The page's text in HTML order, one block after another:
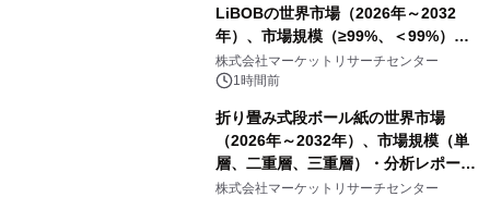
LiBOBの世界市場（2026年～2032
年）、市場規模（≥99%、＜99%）・
分析レポートを発表
株式会社マーケットリサーチセンター
1時間前
折り畳み式段ボール紙の世界市場
（2026年～2032年）、市場規模（単
層、二重層、三重層）・分析レポート
を発表
株式会社マーケットリサーチセンター